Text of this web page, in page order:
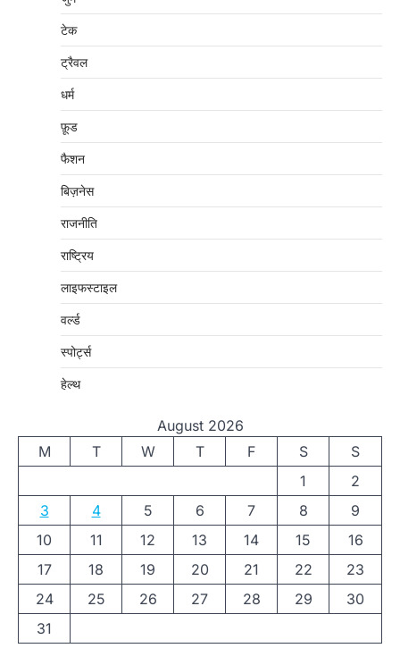
टेक
ट्रैवल
धर्म
फ़ूड
फैशन
बिज़नेस
राजनीति
राष्ट्रिय
लाइफस्टाइल
वर्ल्ड
स्पोर्ट्स
हेल्थ
August 2026
M
T W T F S
S
1
2
3
4 5 6 7 8
9
10
11 12 13 14 15
16
17
18 19 20 21 22
23
24
25 26 27 28 29
30
31